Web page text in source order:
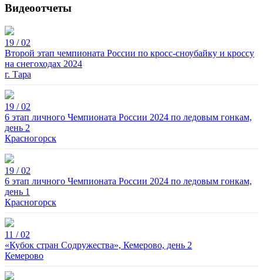
Видеоотчеты
19 / 02
Второй этап чемпионата России по кросс-сноубайку и кроссу
на снегоходах 2024
г. Тара
19 / 02
6 этап личного Чемпионата России 2024 по ледовым гонкам,
день 2
Красногорск
19 / 02
6 этап личного Чемпионата России 2024 по ледовым гонкам,
день 1
Красногорск
11 / 02
«Кубок стран Содружества», Кемерово, день 2
Кемерово